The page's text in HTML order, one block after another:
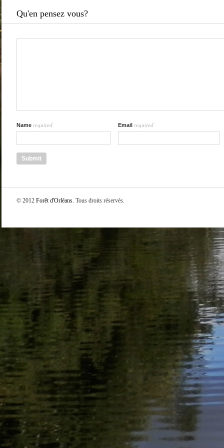
Qu'en pensez vous?
Name required Email required
© 2012 Forêt d'Orléans. Tous droits réservés.